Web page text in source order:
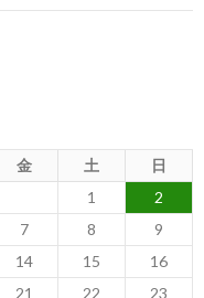
金 土
日
1
2
7 8
9
14 15
16
21 22 23